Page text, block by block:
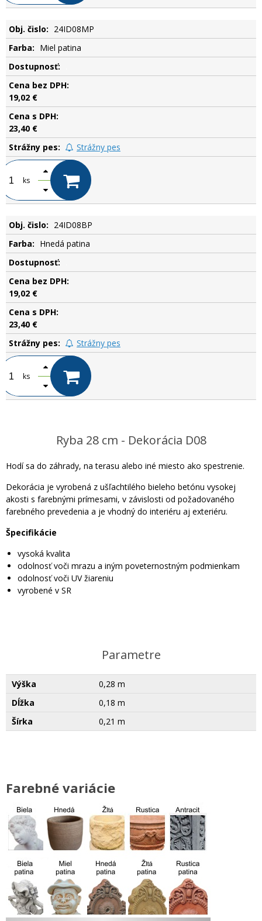
24ID08MP
Miel patina
19,02 €
23,40 €
Strážny pes
ks
24ID08BP
Hnedá patina
19,02 €
23,40 €
Strážny pes
ks
Ryba 28 cm - Dekorácia D08
Hodí sa do záhrady, na terasu alebo iné miesto ako spestrenie.
Dekorácia je vyrobená z ušľachtilého bieleho betónu vysokej
akosti s farebnými prímesami, v závislosti od požadovaného
farebného prevedenia a je vhodný do interiéru aj exteriéru.
Špecifikácie
vysoká kvalita
odolnosť voči mrazu a iným poveternostným podmienkam
odolnosť voči UV žiareniu
vyrobené v SR
Parametre
Výška
0,28 m
Dĺžka
0,18 m
Šírka
0,21 m
Farebné variácie